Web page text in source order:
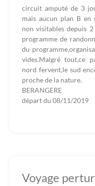
circuit amputé de 3
mais aucun plan B en
non visitables depuis
programme de
du
vides.Malgré tout,ce
nord fervent,le sud
proche de la nature.
BERANGERE
départ du 08/11/2019
Voyage